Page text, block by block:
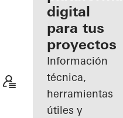
Descubre
mi área
de
trabajo
digital
para tus
proyectos
Información
técnica,
herramientas
útiles y